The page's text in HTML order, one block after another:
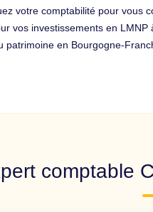
votre comptabilité pour vous
vos investissements en
en Bourgogne-
comptable